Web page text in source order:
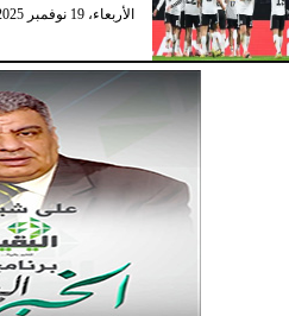
الأربعاء، 19 نوفمبر 2025